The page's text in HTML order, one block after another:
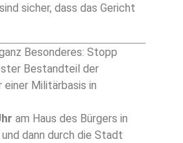
sicher, dass das Gericht
Besonderes: Stopp
Bestandteil der
Militärbasis in
am Haus des Bürgers in
dann durch die Stadt